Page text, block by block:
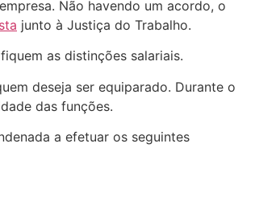
Não havendo um acordo, o
junto à Justiça do Trabalho.
as distinções salariais.
deseja ser equiparado. Durante o
das funções.
a efetuar os seguintes